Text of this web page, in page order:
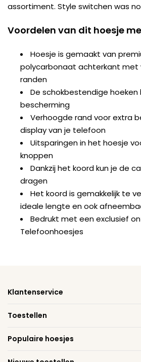
assortiment. Style switchen was
Voordelen van dit hoesje
Hoesje is gemaakt van
polycarbonaat achterkant met
randen
De schokbestendige
bescherming
Verhoogde rand voor extra
display van je telefoon
Uitsparingen in het hoesje
knoppen
Dankzij het koord kun je de
dragen
Het koord is gemakkelijk te
ideale lengte en ook
Bedrukt met een exclusief
Telefoonhoesjes
Klantenservice
Toestellen
Populaire hoesjes